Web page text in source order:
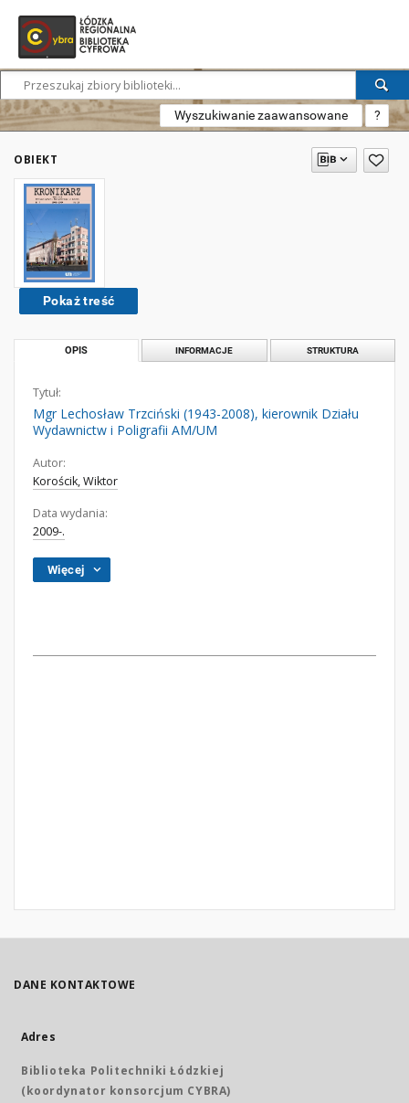
Wyszukiwanie zaawansowane ?
OBIEKT
Pokaż treść
OPIS INFORMACJE STRUKTURA
Tytuł:
Mgr Lechosław Trzciński (1943-2008), kierownik Działu
Wydawnictw i Poligrafii AM/UM
Autor:
Korościk, Wiktor
Data wydania:
2009-.
Więcej
DANE KONTAKTOWE
Adres
Biblioteka Politechniki Łódzkiej
(koordynator konsorcjum CYBRA)